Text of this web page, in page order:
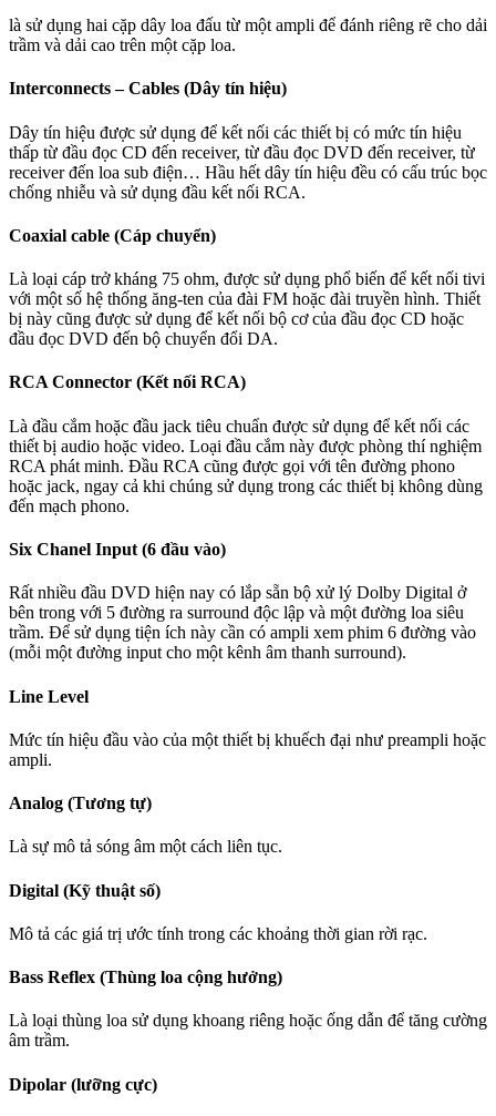
là sử dụng hai cặp dây loa đấu từ một ampli để đánh riêng rẽ cho dải
trầm và dải cao trên một cặp loa.
Interconnects – Cables (Dây tín hiệu)
Dây tín hiệu được sử dụng để kết nối các thiết bị có mức tín hiệu
thấp từ đầu đọc CD đến receiver, từ đầu đọc DVD đến receiver, từ
receiver đến loa sub điện… Hầu hết dây tín hiệu đều có cấu trúc bọc
chống nhiễu và sử dụng đầu kết nối RCA.
Coaxial cable (Cáp chuyển)
Là loại cáp trở kháng 75 ohm, được sử dụng phổ biến để kết nối tivi
với một số hệ thống ăng-ten của đài FM hoặc đài truyền hình. Thiết
bị này cũng được sử dụng để kết nối bộ cơ của đầu đọc CD hoặc
đầu đọc DVD đến bộ chuyển đổi DA.
RCA Connector (Kết nối RCA)
Là đầu cắm hoặc đầu jack tiêu chuẩn được sử dụng để kết nối các
thiết bị audio hoặc video. Loại đầu cắm này được phòng thí nghiệm
RCA phát minh. Đầu RCA cũng được gọi với tên đường phono
hoặc jack, ngay cả khi chúng sử dụng trong các thiết bị không dùng
đến mạch phono.
Six Chanel Input (6 đầu vào)
Rất nhiều đầu DVD hiện nay có lắp sẵn bộ xử lý Dolby Digital ở
bên trong với 5 đường ra surround độc lập và một đường loa siêu
trầm. Để sử dụng tiện ích này cần có ampli xem phim 6 đường vào
(mỗi một đường input cho một kênh âm thanh surround).
Line Level
Mức tín hiệu đầu vào của một thiết bị khuếch đại như preampli hoặc
ampli.
Analog (Tương tự)
Là sự mô tả sóng âm một cách liên tục.
Digital (Kỹ thuật số)
Mô tả các giá trị ước tính trong các khoảng thời gian rời rạc.
Bass Reflex (Thùng loa cộng hưởng)
Là loại thùng loa sử dụng khoang riêng hoặc ống dẫn để tăng cường
âm trầm.
Dipolar (lưỡng cực)